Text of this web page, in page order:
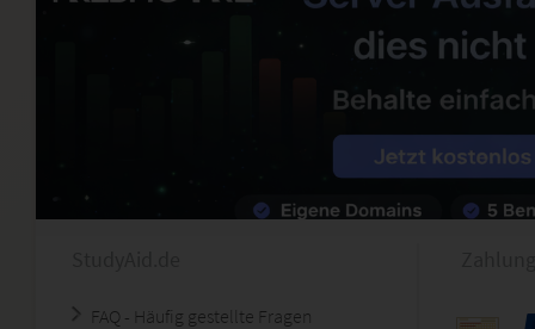
FAQ - Häufig gestellte Fragen